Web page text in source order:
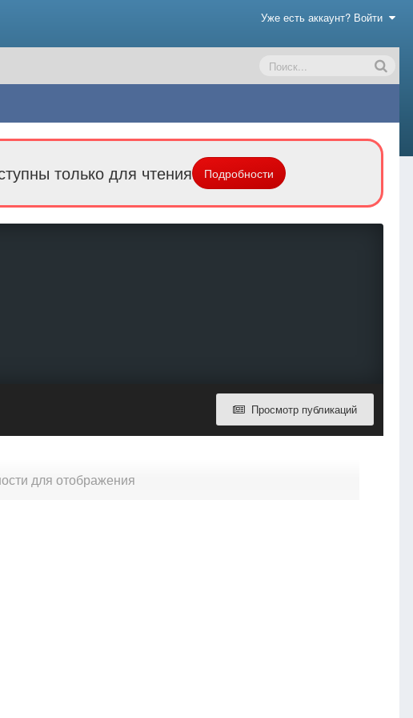
Уже есть аккаунт? Войти
только для чтения Подробности
Просмотр публикаций
для отображения